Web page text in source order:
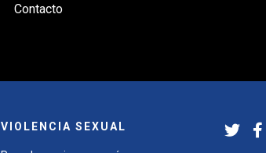
Contacto
VIOLENCIA SEXUAL